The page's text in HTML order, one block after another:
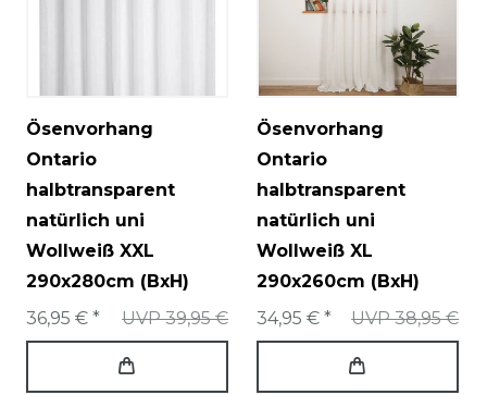
Ösenvorhang
Ontario
halbtransparent
natürlich uni
Wollweiß XXL
290x280cm (BxH)
UVP 39,95 €
36,95 € *
Ösenvorhang
Ontario
halbtransparent
natürlich uni
Wollweiß XL
290x260cm (BxH)
UVP 38,95 €
34,95 € *